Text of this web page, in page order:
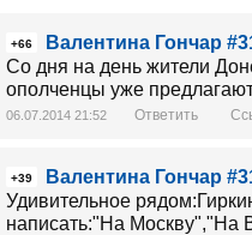
+66
Валентина Гончар
Со дня на день жители
ополченцы уже
06.07.2014 21:52 Ответить
+39
Валентина Гончар
Удивительное
написать:"На Москву","На